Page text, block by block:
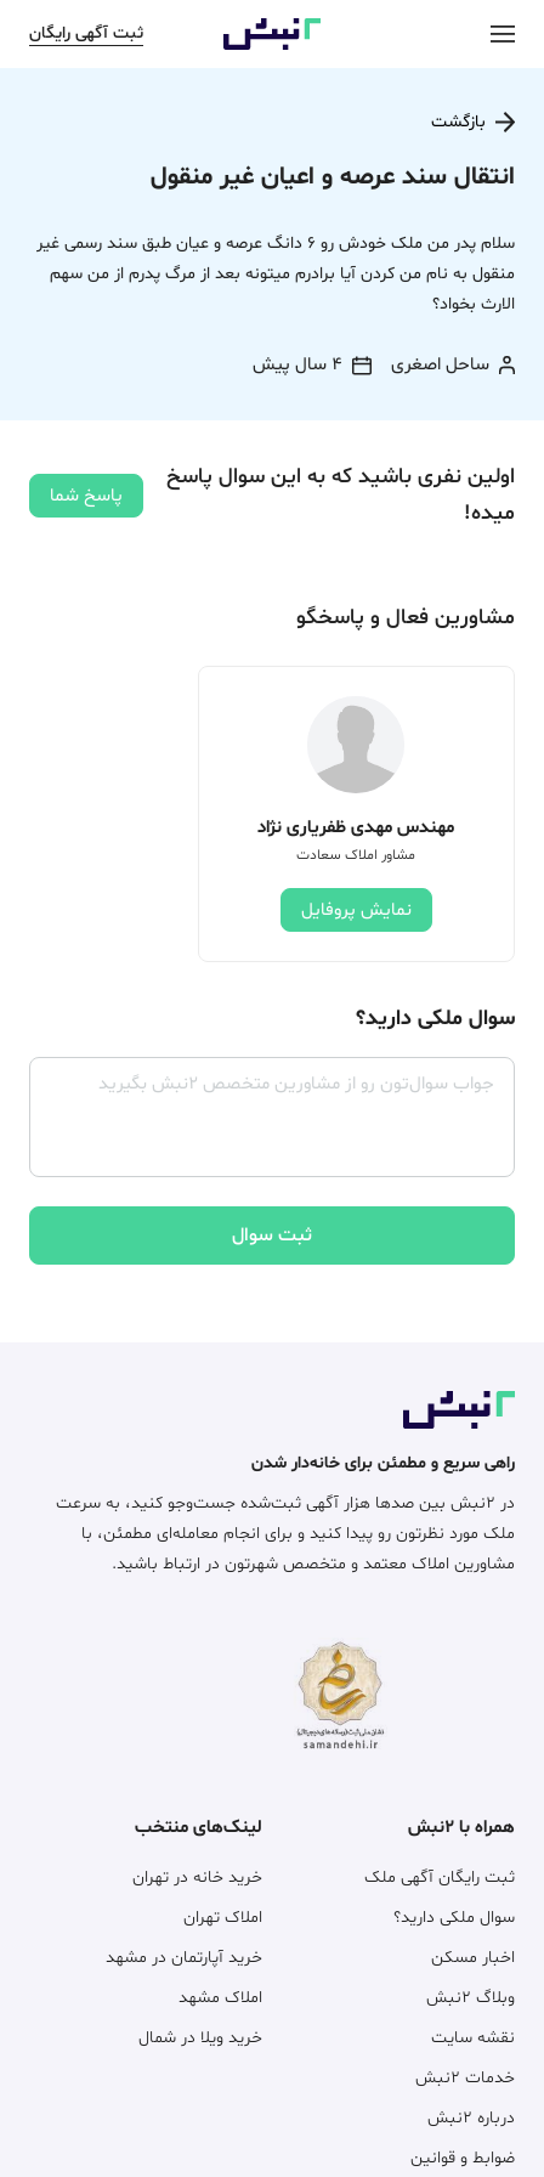
ثبت آگهی رایگان
بازگشت
انتقال سند عرصه و اعیان غیر منقول
سلام پدر من ملک خودش رو 6 دانگ عرصه و عیان طبق سند رسمی غیر
منقول به نام من کردن آیا برادرم میتونه بعد از مرگ پدرم از من سهم
الارث بخواد؟
ساحل اصغری 4 سال پیش
اولین نفری باشید که به این سوال پاسخ
میده!
پاسخ شما
مشاورین فعال و پاسخگو
مهندس مهدی ظفریاری نژاد
مشاور املاک سعادت
نمایش پروفایل
سوال ملکی دارید؟
ثبت سوال
راهی سریع و مطمئن برای خانه‌دار شدن
در ۲نبش بین صدها هزار آگهی ثبت‌شده جست‌وجو کنید، به سرعت
ملک مورد نظرتون رو پیدا کنید و برای انجام معامله‌ای مطمئن، با
مشاورین املاک معتمد و متخصص شهرتون در ارتباط باشید.
همراه با ۲نبش
ثبت رایگان آگهی ملک
سوال ملکی دارید؟
اخبار مسکن
وبلاگ ۲نبش
نقشه سایت
خدمات ۲نبش
درباره ۲نبش
ضوابط و قوانین
لینک‌های منتخب
خرید خانه در تهران
املاک تهران
خرید آپارتمان در مشهد
املاک مشهد
خرید ویلا در شمال